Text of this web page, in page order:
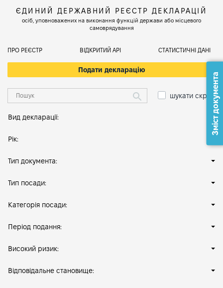
ЄДИНИЙ ДЕРЖАВНИЙ РЕЄСТР ДЕКЛАРАЦІЙ
осіб, уповноважених на виконання функцій держави або місцевого
самоврядування
ПРО РЕЄСТР ВІДКРИТИЙ АРІ СТАТИСТИЧНІ ДАНІ
Подати декларацію
шукати скрізь
Вид декларації:
Рік:
Тип документа:
Тип посади:
Категорія посади:
Період подання:
Високий ризик:
Відповідальне становище:
Зміст документа